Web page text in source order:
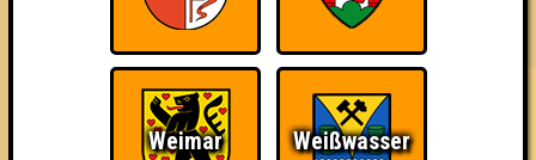
The Last of Us Wir sind ERSTER?!
Weimar Weißwasser